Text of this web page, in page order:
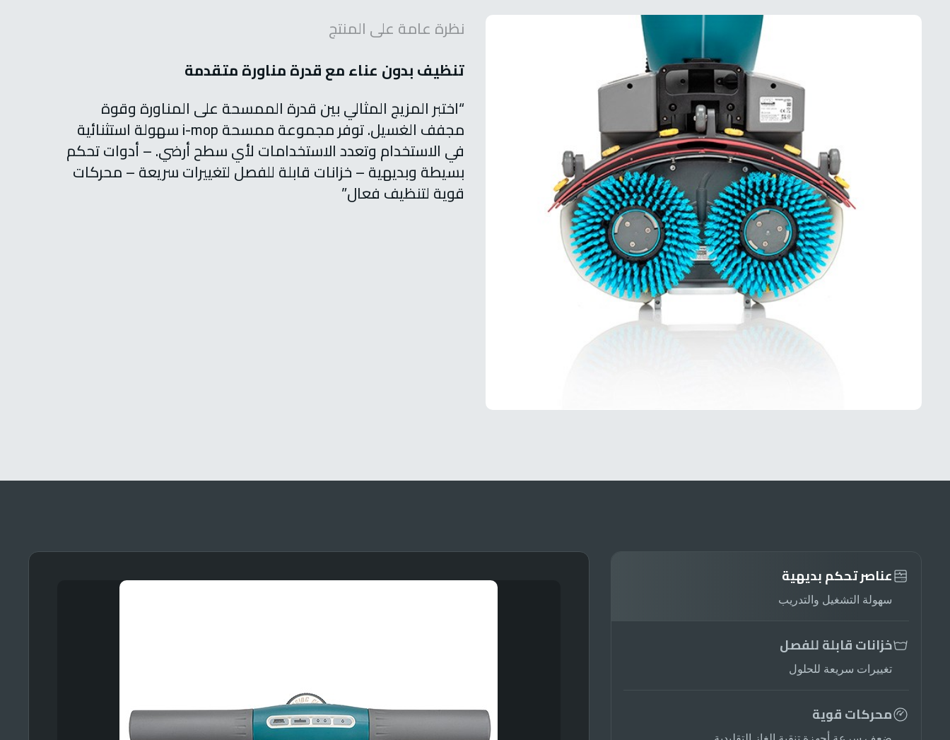
نظرة عامة على المنتج
تنظيف بدون عناء مع قدرة مناورة متقدمة
“اختبر المزيج المثالي بين قدرة الممسحة على المناورة وقوة
مجفف الغسيل. توفر مجموعة ممسحة i-mop سهولة استثنائية
في الاستخدام وتعدد الاستخدامات لأي سطح أرضي.– أدوات تحكم
بسيطة وبديهية– خزانات قابلة للفصل لتغييرات سريعة– محركات
قوية لتنظيف فعال”
عناصر تحكم بديهية
سهولة التشغيل والتدريب
خزانات قابلة للفصل
تغييرات سريعة للحلول
محركات قوية